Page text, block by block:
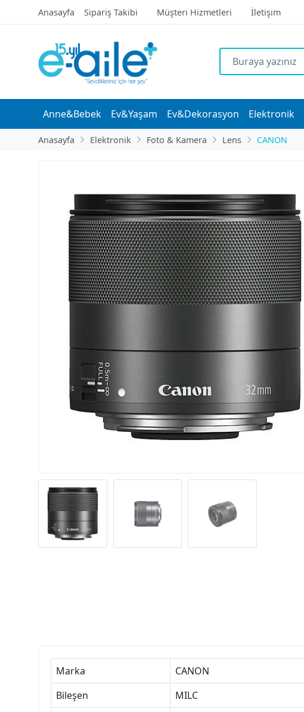
Anasayfa Sipariş Takibi Müşteri Hizmetleri İletişim
Anne&Bebek Ev&Yaşam Ev&Dekorasyon Elektronik
Anasayfa Elektronik Foto & Kamera Lens CANON
Marka
CANON
Bileşen
MILC